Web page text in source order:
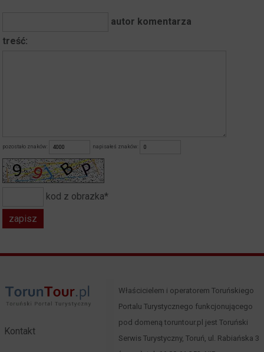
autor komentarza
treść:
pozostało znaków: napisałeś znaków:
kod z obrazka*
Kontakt
Właścicielem i operatorem Toruńskiego
Portalu Turystycznego funkcjonującego
pod domeną toruntour.pl jest Toruński
Serwis Turystyczny, Toruń, ul. Rabiańska 3